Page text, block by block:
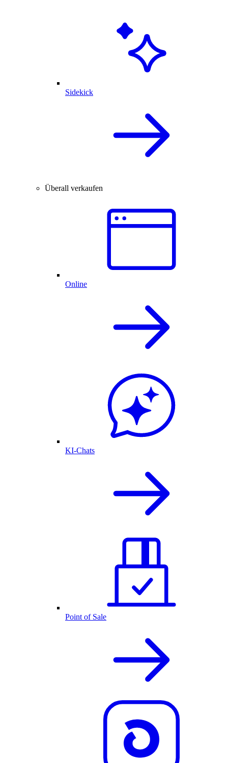
Sidekick
Überall verkaufen
Online
KI-Chats
Point of Sale